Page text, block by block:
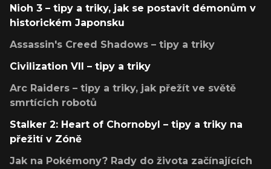
Nioh 3 – tipy a triky, jak se postavit démonům v
historickém Japonsku
Assassin's Creed Shadows – tipy a triky
Civilization VII – tipy a triky
Arc Raiders – tipy a triky, jak přežít ve světě
smrtících robotů
Stalker 2: Heart of Chornobyl – tipy a triky na
přežití v Zóně
Jak na Pokémony? Rady do života začínajících